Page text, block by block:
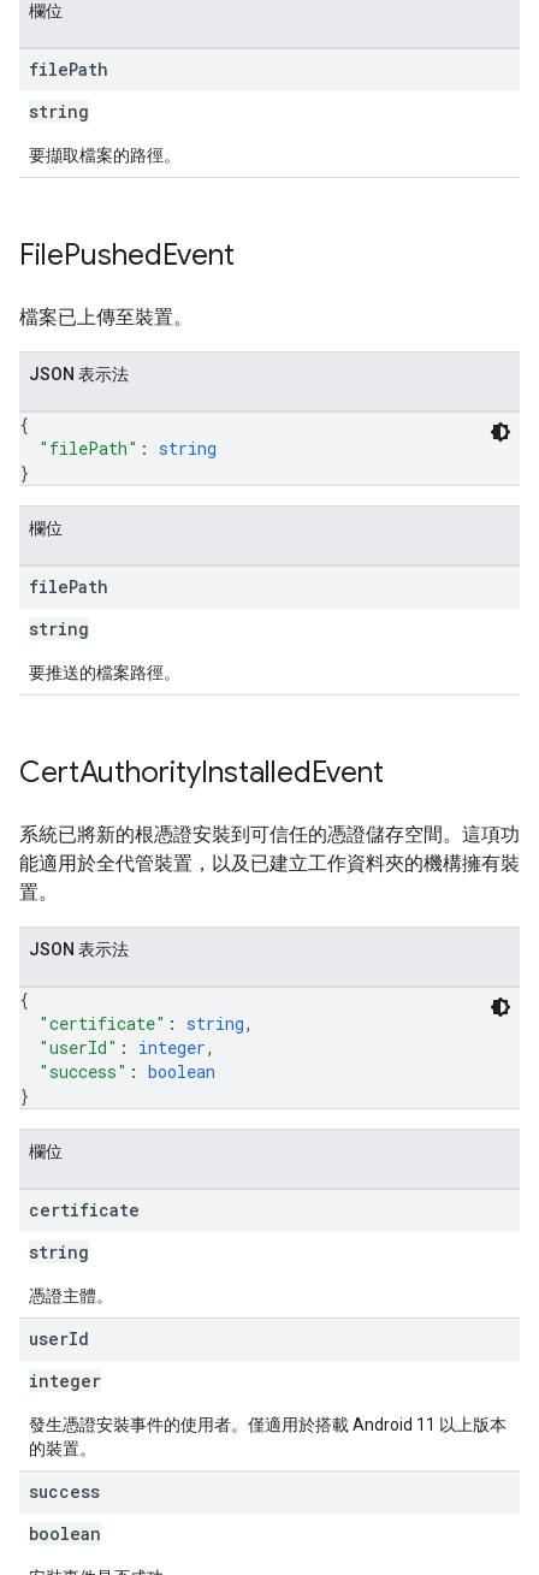
欄位
filePath
string
要擷取檔案的路徑。
FilePushedEvent
檔案已上傳至裝置。
JSON 表示法
{
"filePath" : string
}
欄位
filePath
string
要推送的檔案路徑。
CertAuthorityInstalledEvent
系統已將新的根憑證安裝到可信任的憑證儲存空間。這項功
能適用於全代管裝置，以及已建立工作資料夾的機構擁有裝
置。
JSON 表示法
{
"certificate" : string,
"userId" : integer,
"success" : boolean
}
欄位
certificate
string
憑證主體。
userId
integer
發生憑證安裝事件的使用者。僅適用於搭載 Android 11 以上版本
的裝置。
success
boolean